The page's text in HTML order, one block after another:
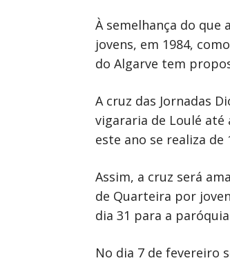
À semelhança do que
jovens, em 1984,
do Algarve tem
A cruz das Jornadas
vigararia de Loulé até
este ano se realiza
Assim, a cruz será
de Quarteira por
dia 31 para a
No dia 7 de fevereiro